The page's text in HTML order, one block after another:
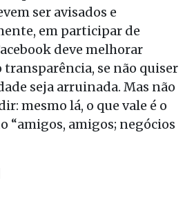
ser avisados e
em participar de
deve melhorar
se não quiser
seja arruinada. Mas não
mesmo lá, o que vale é o
“amigos, amigos; negócios